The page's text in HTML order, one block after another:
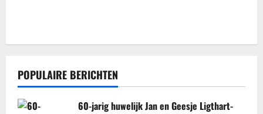
POPULAIRE BERICHTEN
60-jarig huwelijk Jan en Geesje Ligthart-